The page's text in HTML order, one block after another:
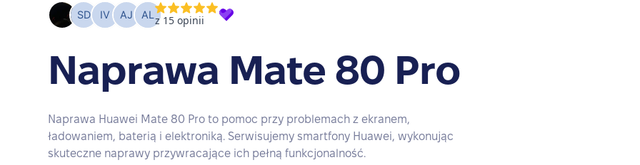
Naprawa Mate 80 Pro
Naprawa Huawei Mate 80 Pro to pomoc przy problemach z ekranem,
ładowaniem, baterią i elektroniką. Serwisujemy smartfony Huawei, wykonując
skuteczne naprawy przywracające ich pełną funkcjonalność.